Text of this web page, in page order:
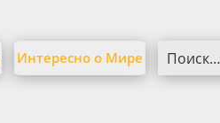
Интересно о Мире